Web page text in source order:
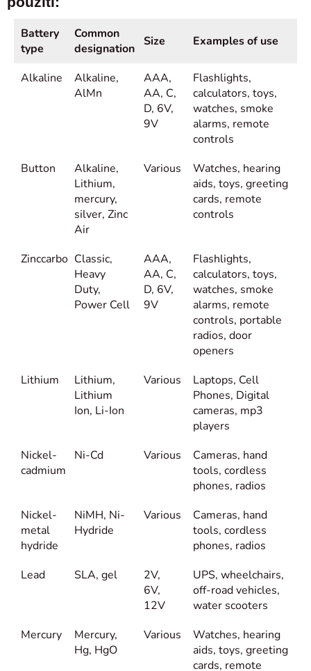
Battery
type
Common
designation Size Examples of use
Alkaline
Alkaline,
AlMn
AAA,
AA, C,
D, 6V,
9V
Flashlights,
calculators, toys,
watches, smoke
alarms, remote
controls
Button
Alkaline,
Lithium,
mercury,
silver, Zinc
Air
Various
Watches, hearing
aids, toys, greeting
cards, remote
controls
Zinccarbon Classic,
Heavy
Duty,
Power Cell
AAA,
AA, C,
D, 6V,
9V
Flashlights,
calculators, toys,
watches, smoke
alarms, remote
controls, portable
radios, door
openers
Lithium
Lithium,
Lithium
Ion, Li-Ion
Various
Laptops, Cell
Phones, Digital
cameras, mp3
players
Nickel-
cadmium
Ni-Cd Various
Cameras, hand
tools, cordless
phones, radios
Nickel-
metal
hydride
NiMH, Ni-
Hydride
Various
Cameras, hand
tools, cordless
phones, radios
Lead
SLA, gel
2V,
6V,
12V
UPS, wheelchairs,
off-road vehicles,
water scooters
Mercury
Mercury,
Hg, HgO
Various
Watches, hearing
aids, toys, greeting
cards, remote